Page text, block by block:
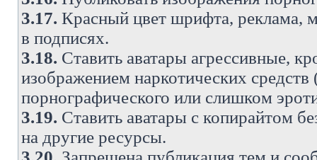
3.17. Красный цвет шрифта, реклама,
в подписях.
3.18. Ставить аватары агрессивные,
изображением наркотических
порнографического или слишком
3.19. Ставить аватары с копирайтом
на другие ресурсы.